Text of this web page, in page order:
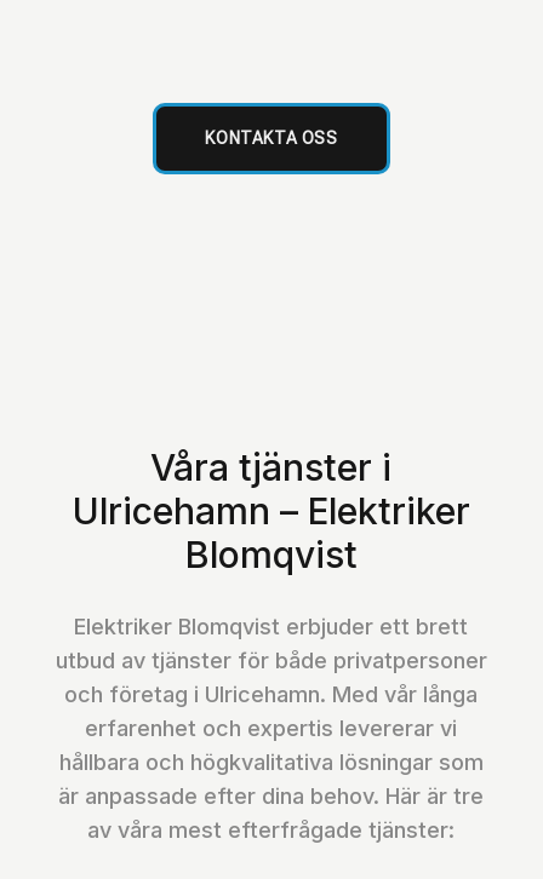
KONTAKTA OSS
Våra tjänster i
Ulricehamn – Elektriker
Blomqvist
Elektriker Blomqvist erbjuder ett brett
utbud av tjänster för både privatpersoner
och företag i Ulricehamn. Med vår långa
erfarenhet och expertis levererar vi
hållbara och högkvalitativa lösningar som
är anpassade efter dina behov. Här är tre
av våra mest efterfrågade tjänster: